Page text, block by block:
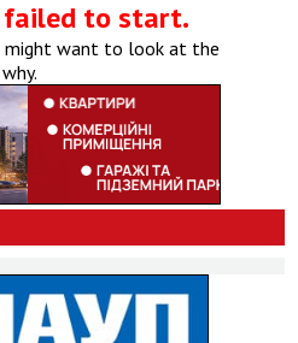
failed to start.
might want to look at the